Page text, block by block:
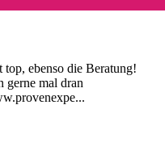
ebenso die Beratung!
gerne mal dran